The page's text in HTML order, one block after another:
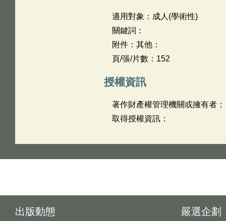
適用對象：成人(學術性)
關鍵詞：
附件：其他：
頁/張/片數：152
授權資訊
著作財產權管理機關或擁有者：
取得授權資訊：
出版動態 嚴選企劃